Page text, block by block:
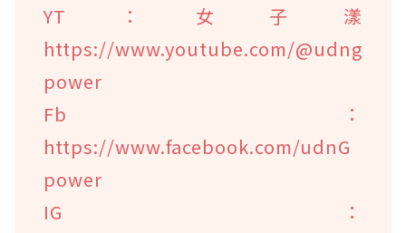
YT：女子漾
https://www.youtube.com/@udng
power
Fb：
https://www.facebook.com/udnG
power
IG：